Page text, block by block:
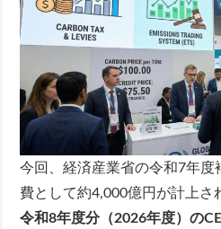
今回、経済産業省の令和7年度
費として約4,000億円が計上さ
令和8年度分（2026年度）の